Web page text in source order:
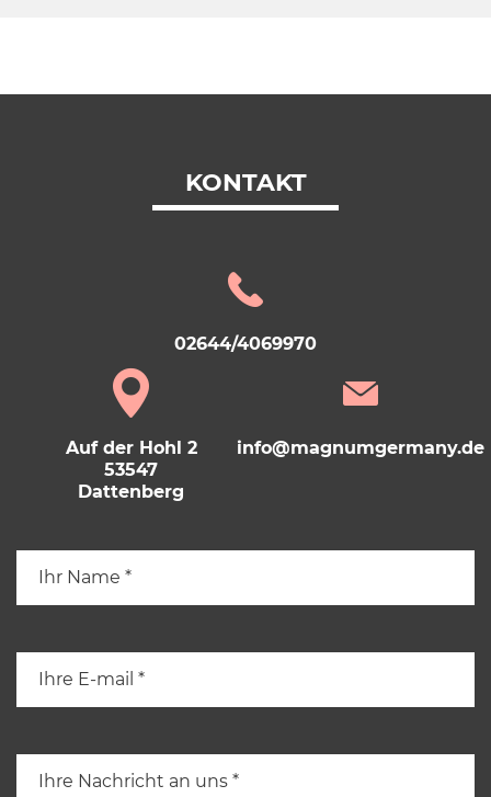
KONTAKT
02644/4069970
Auf der Hohl 2
53547
Dattenberg
info@magnumgermany.de